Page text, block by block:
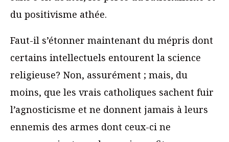
du positivisme athée.
Faut-il s’étonner maintenant du mépris dont
certains intellectuels entourent la science
religieuse? Non, assurément ; mais, du
moins, que les vrais catholiques sachent fuir
l’agnosticisme et ne donnent jamais à leurs
ennemis des armes dont ceux-ci ne